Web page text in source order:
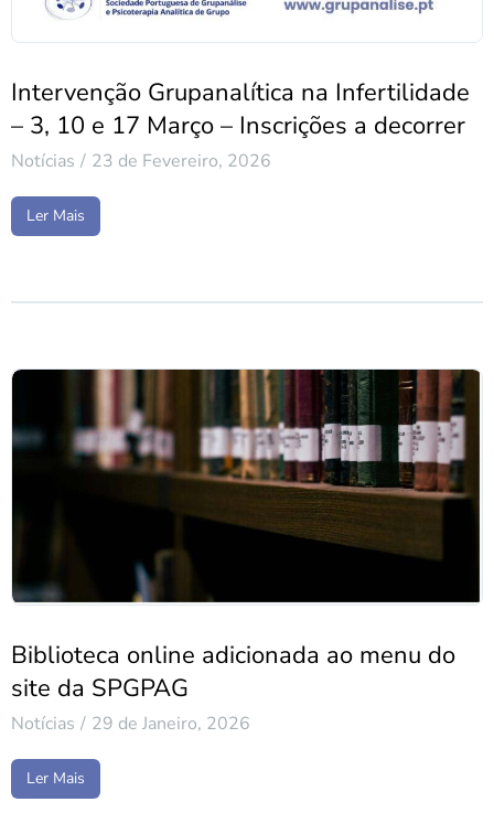
Intervenção Grupanalítica na Infertilidade
– 3, 10 e 17 Março – Inscrições a decorrer
Notícias 23 de Fevereiro, 2026
Ler Mais
Biblioteca online adicionada ao menu do
site da SPGPAG
Notícias 29 de Janeiro, 2026
Ler Mais